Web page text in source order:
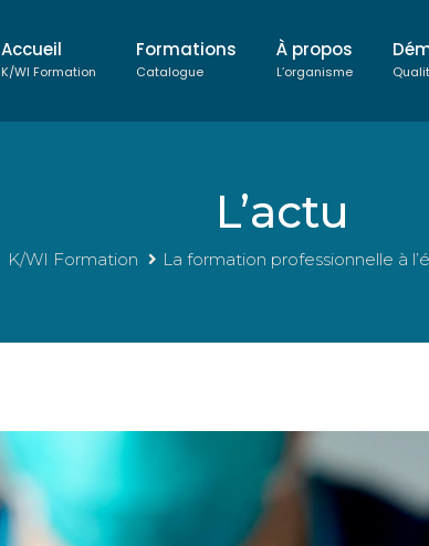
Accueil
K/WI Formation
Formations
Catalogue
À propos
L’organisme
L’actu
K/WI Formation La formation professionnelle à